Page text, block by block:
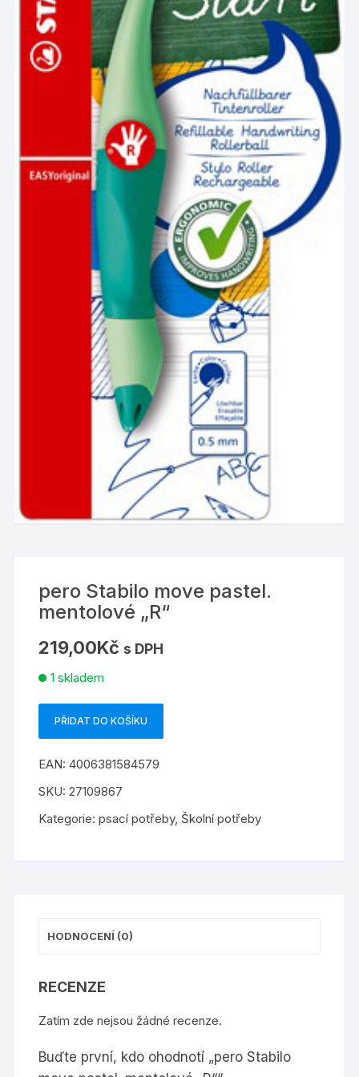
pero Stabilo move pastel.
mentolové „R“
219,00Kč s DPH
1 skladem
pero
move
pastel.
"R"
PŘIDAT DO KOŠÍKU
EAN:4006381584579
SKU:27109867
Kategorie:psací potřeby, Školní potřeby
HODNOCENÍ (0)
RECENZE
Zatím zde nejsou žádné recenze.
Buďte první, kdo ohodnotí „pero Stabilo